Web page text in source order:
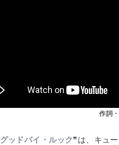
作詞
グッドバイ・ルック❞は、キュ